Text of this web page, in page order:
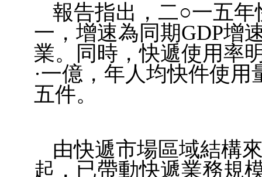
報告指出，二○一五
一，增速為同期GDP增
業。同時，快遞使用率
·一億，年人均快件使
五件。
由快遞市場區域結構
起，已帶動快遞業務規